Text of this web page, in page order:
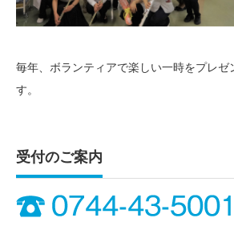
毎年、ボランティアで楽しい一時をプレゼ
す。
受付のご案内